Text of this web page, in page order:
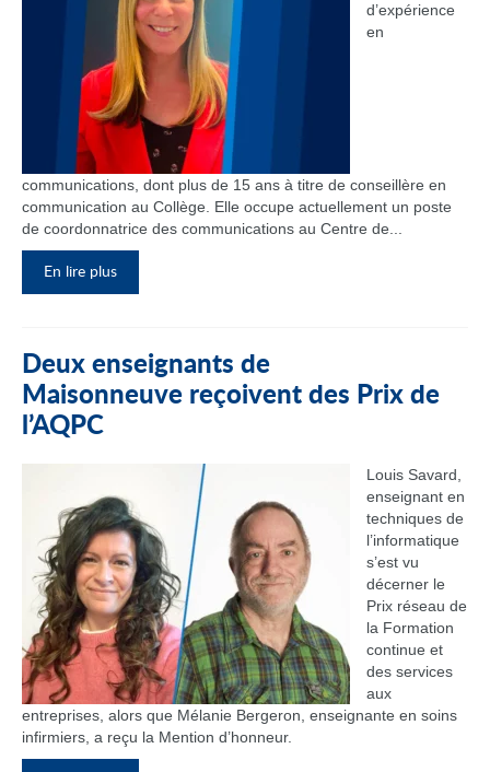
d’expérience
en
communications, dont plus de 15 ans à titre de conseillère en
communication au Collège. Elle occupe actuellement un poste
de coordonnatrice des communications au Centre de...
En lire plus
Deux enseignants de
Maisonneuve reçoivent des Prix de
l’AQPC
Louis Savard,
enseignant en
techniques de
l’informatique
s’est vu
décerner le
Prix réseau de
la Formation
continue et
des services
aux
entreprises, alors que Mélanie Bergeron, enseignante en soins
infirmiers, a reçu la Mention d’honneur.